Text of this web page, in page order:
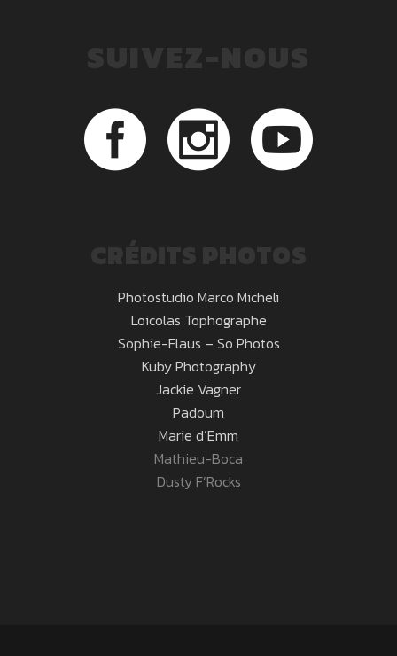
Photostudio Marco Micheli
Loicolas Tophographe
Sophie-Flaus – So Photos
Kuby Photography
Jackie Vagner
Padoum
Marie d’Emm
Mathieu-Boca
Dusty F’Rocks